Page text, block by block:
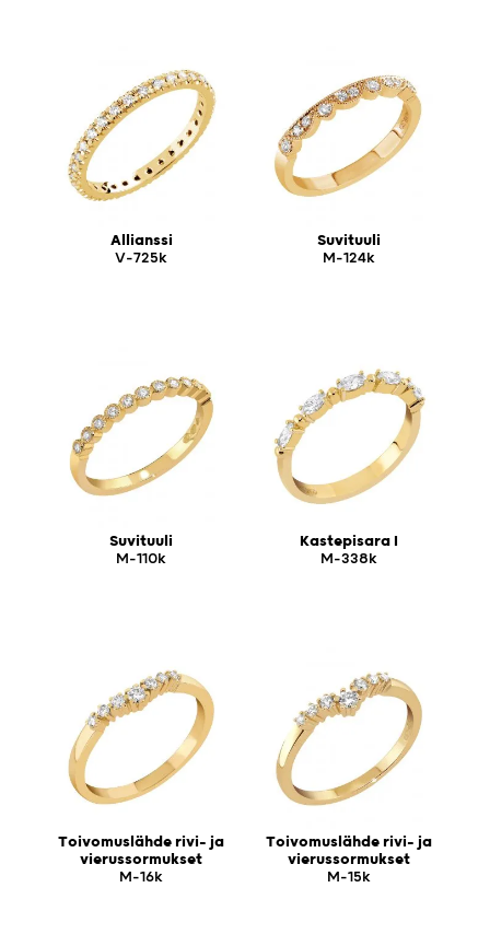
Allianssi
V-725k
Suvituuli
M-124k
Suvituuli
M-110k
Kastepisara I
M-338k
Toivomuslähde rivi- ja
vierussormukset
M-16k
Toivomuslähde rivi- ja
vierussormukset
M-15k